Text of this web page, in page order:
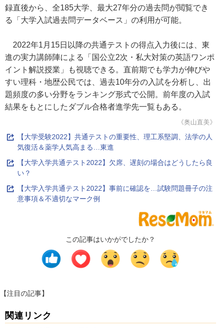
録直後から、全185大学、最大27年分の過去問が閲覧でき
る「大学入試過去問データベース」の利用が可能。
2022年1月15日以降の共通テストの得点入力後には、東
進の実力講師陣による「国公立2次・私大対策の英語ワンポ
イント解説授業」も視聴できる。直前期でも学力が伸びや
すい理科・地歴公民では、過去10年分の入試を分析し、出
題頻度の多い分野をランキング形式で公開。前年度の入試
結果をもとにしたダブル合格者進学先一覧もある。
《奥山直美》
【大学受験2022】共通テストの重要性、理工系堅調、法学の人
気復活＆薬学人気高まる…東進
【大学入学共通テスト2022】欠席、遅刻の場合はどうしたら良
い？
【大学入学共通テスト2022】事前に確認を…試験問題冊子の注
意事項＆不適切なマーク例
この記事はいかがでしたか？
【注目の記事】
関連リンク